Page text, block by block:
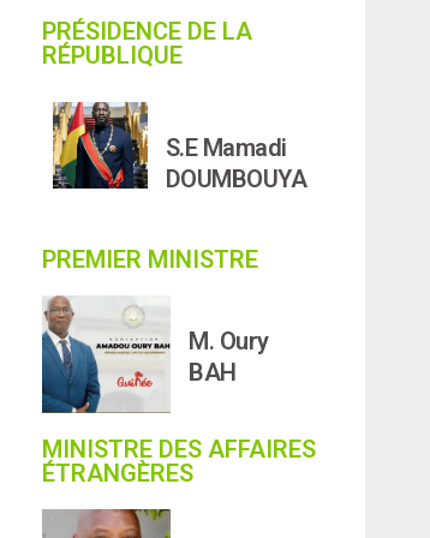
PRÉSIDENCE DE LA
RÉPUBLIQUE
S.E Mamadi
DOUMBOUYA
PREMIER MINISTRE
M. Oury
BAH
MINISTRE DES AFFAIRES
ÉTRANGÈRES